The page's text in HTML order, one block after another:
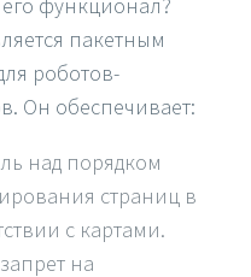
пакетным
роботов-
Он обеспечивает:
над порядком
страниц в
с картами.
на